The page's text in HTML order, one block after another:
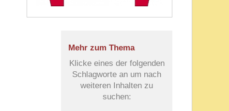
Mehr zum Thema
Klicke eines der folgenden
Schlagworte an um nach
weiteren Inhalten zu
suchen: